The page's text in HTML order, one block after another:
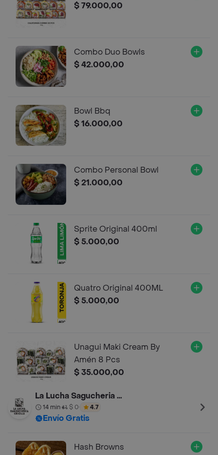
$ 79.000,00
Combo Duo Bowls
$ 42.000,00
Bowl Bbq
$ 16.000,00
Combo Personal Bowl
$ 21.000,00
Sprite Original 400ml
$ 5.000,00
Quatro Original 400ML
$ 5.000,00
Unagui Maki Cream By
Amén 8 Pcs
$ 35.000,00
La Lucha Sagucheria 85
14 min• $ 0• 4.7
Envío Gratis
Hash Browns